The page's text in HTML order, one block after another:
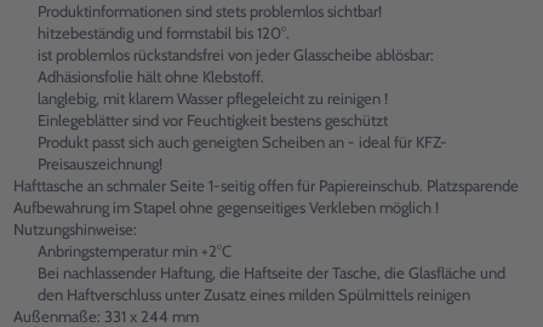
Produktinformationen sind stets problemlos sichtbar!
hitzebeständig und formstabil bis 120°.
ist problemlos rückstandsfrei von jeder Glasscheibe ablösbar:
Adhäsionsfolie hält ohne Klebstoff.
langlebig, mit klarem Wasser pflegeleicht zu reinigen !
Einlegeblätter sind vor Feuchtigkeit bestens geschützt
Produkt passt sich auch geneigten Scheiben an - ideal für KFZ-
Preisauszeichnung!
Hafttasche an schmaler Seite 1-seitig offen für Papiereinschub. Platzsparende
Aufbewahrung im Stapel ohne gegenseitiges Verkleben möglich !
Nutzungshinweise:
Anbringstemperatur min +2°C
Bei nachlassender Haftung, die Haftseite der Tasche, die Glasfläche und
den Haftverschluss unter Zusatz eines milden Spülmittels reinigen
Außenmaße: 331 x 244 mm